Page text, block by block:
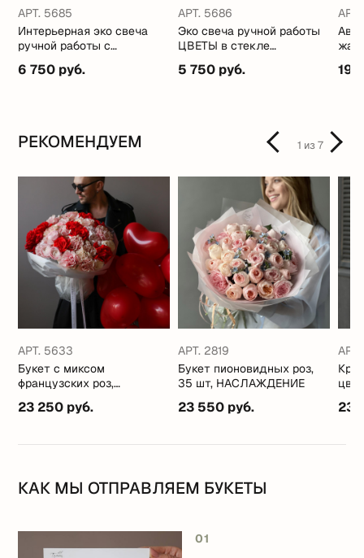
АРТ. 5685
Интерьерная эко свеча
ручной работы с
кокосовым маслом
6 750 руб.
АРТ. 5686
Эко свеча ручной работы
ЦВЕТЫ в стекле
(стильные ароматы)
5 750 руб. 19
РЕКОМЕНДУЕМ 1 из 7
АРТ. 5633
Букет с миксом
французских роз,
ранункулюсами и
гортензией на 14 февраля
23 250 руб.
АРТ. 2819
Букет пионовидных роз,
35 шт, НАСЛАЖДЕНИЕ
23 550 руб.
АРТ.
23
КАК МЫ ОТПРАВЛЯЕМ БУКЕТЫ
01